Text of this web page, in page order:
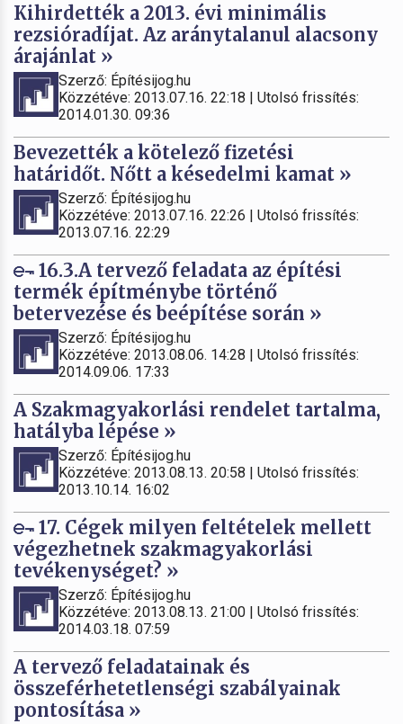
Kihirdették a 2013. évi minimális
rezsióradíjat. Az aránytalanul alacsony
árajánlat »
Szerző: Építésijog.hu
Közzétéve: 2013.07.16. 22:18 | Utolsó frissítés:
2014.01.30. 09:36
Bevezették a kötelező fizetési
határidőt. Nőtt a késedelmi kamat »
Szerző: Építésijog.hu
Közzétéve: 2013.07.16. 22:26 | Utolsó frissítés:
2013.07.16. 22:29
16.3.A tervező feladata az építési
termék építménybe történő
betervezése és beépítése során »
Szerző: Építésijog.hu
Közzétéve: 2013.08.06. 14:28 | Utolsó frissítés:
2014.09.06. 17:33
A Szakmagyakorlási rendelet tartalma,
hatályba lépése »
Szerző: Építésijog.hu
Közzétéve: 2013.08.13. 20:58 | Utolsó frissítés:
2013.10.14. 16:02
17. Cégek milyen feltételek mellett
végezhetnek szakmagyakorlási
tevékenységet? »
Szerző: Építésijog.hu
Közzétéve: 2013.08.13. 21:00 | Utolsó frissítés:
2014.03.18. 07:59
A tervező feladatainak és
összeférhetetlenségi szabályainak
pontosítása »